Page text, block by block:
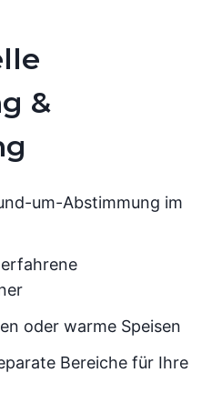
&
um-Abstimmung im
oder warme Speisen
Bereiche für Ihre